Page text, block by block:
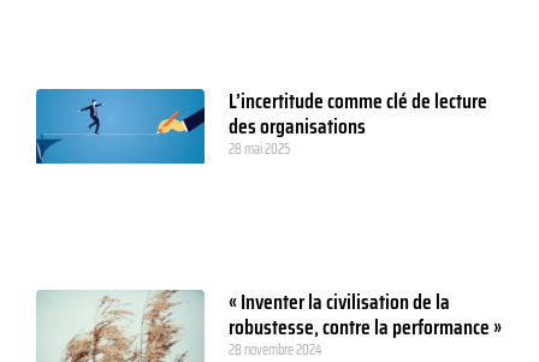
L’incertitude comme clé de lecture
des organisations
28 mai 2025
« Inventer la civilisation de la
robustesse, contre la performance »
28 novembre 2024